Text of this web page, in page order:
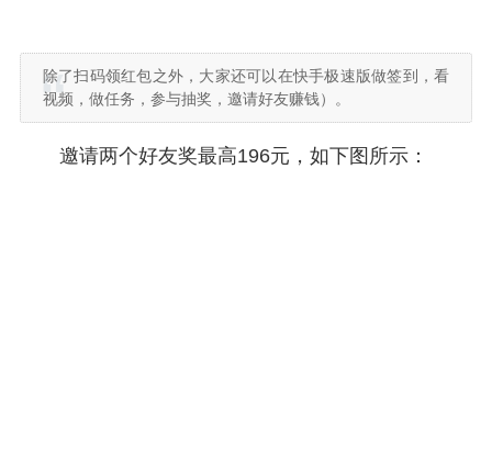
除了扫码领红包之外，大家还可以在快手极速版做签到，看
视频，做任务，参与抽奖，邀请好友赚钱）。
邀请两个好友奖最高196元，如下图所示：